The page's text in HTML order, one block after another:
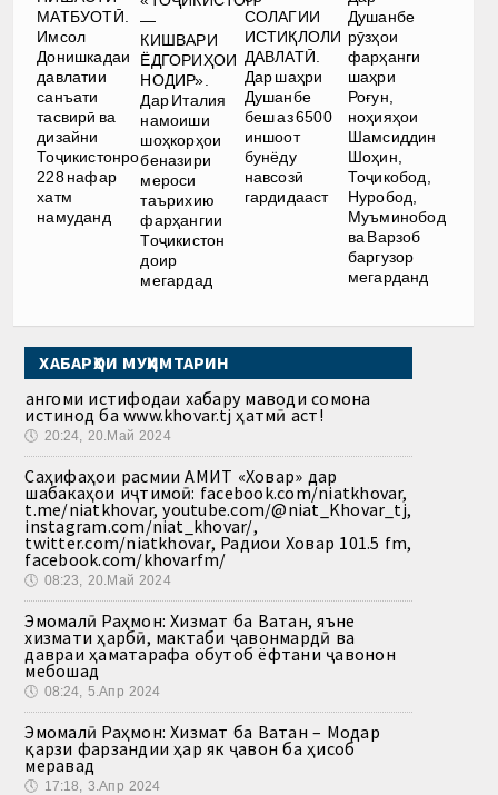
МАТБУОТӢ.
Имсол
Донишкадаи
давлатии
санъати
тасвирӣ ва
дизайни
Тоҷикистонро
228 нафар
хатм
намуданд
—
КИШВАРИ
ЁДГОРИҲОИ
НОДИР».
Дар Италия
намоиши
шоҳкорҳои
беназири
мероси
таърихию
фарҳангии
Тоҷикистон
доир
мегардад
СОЛАГИИ
ИСТИҚЛОЛИ
ДАВЛАТӢ.
Дар шаҳри
Душанбе
беш аз 6500
иншоот
бунёду
навсозӣ
гардидааст
Душанбе
рӯзҳои
фарҳанги
шаҳри
Роғун,
ноҳияҳои
Шамсиддин
Шоҳин,
Тоҷикобод,
Нуробод,
Муъминобод
ва Варзоб
баргузор
мегарданд
ХАБАРҲОИ МУҲИМТАРИН
Ҳангоми истифодаи хабару маводи сомона
истинод ба www.khovar.tj ҳатмӣ аст!
🕔 20:24, 20.Май 2024
Саҳифаҳои расмии АМИТ «Ховар» дар
шабакаҳои иҷтимоӣ: facebook.com/niatkhovar,
t.me/niatkhovar, youtube.com/@niat_Khovar_tj,
instagram.com/niat_khovar/,
twitter.com/niatkhovar, Радиои Ховар 101.5 fm,
facebook.com/khovarfm/
🕔 08:23, 20.Май 2024
Эмомалӣ Раҳмон: Хизмат ба Ватан, яъне
хизмати ҳарбӣ, мактаби ҷавонмардӣ ва
давраи ҳаматарафа обутоб ёфтани ҷавонон
мебошад
🕔 08:24, 5.Апр 2024
Эмомалӣ Раҳмон: Хизмат ба Ватан – Модар
қарзи фарзандии ҳар як ҷавон ба ҳисоб
меравад
🕔 17:18, 3.Апр 2024